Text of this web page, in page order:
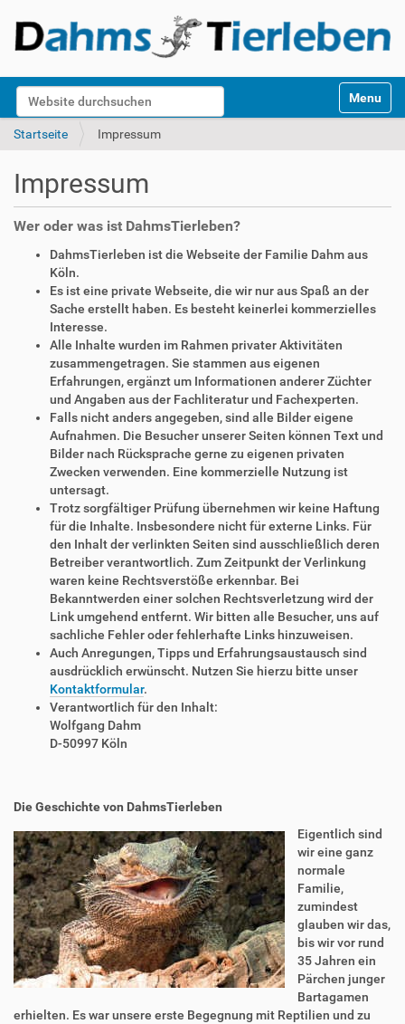
Website durchsuchen
k
Toggle
Startseite Impressum
Impressum
Wer oder was ist DahmsTierleben?
DahmsTierleben ist die Webseite der Familie Dahm aus
Köln.
Es ist eine private Webseite, die wir nur aus Spaß an der
Sache erstellt haben. Es besteht keinerlei kommerzielles
Interesse.
Alle Inhalte wurden im Rahmen privater Aktivitäten
zusammengetragen. Sie stammen aus eigenen
Erfahrungen, ergänzt um Informationen anderer Züchter
und Angaben aus der Fachliteratur und Fachexperten.
Falls nicht anders angegeben, sind alle Bilder eigene
Aufnahmen. Die Besucher unserer Seiten können Text und
Bilder nach Rücksprache gerne zu eigenen privaten
Zwecken verwenden. Eine kommerzielle Nutzung ist
untersagt.
Trotz sorgfältiger Prüfung übernehmen wir keine Haftung
für die Inhalte. Insbesondere nicht für externe Links. Für
den Inhalt der verlinkten Seiten sind ausschließlich deren
Betreiber verantwortlich. Zum Zeitpunkt der Verlinkung
waren keine Rechtsverstöße erkennbar. Bei
Bekanntwerden einer solchen Rechtsverletzung wird der
Link umgehend entfernt. Wir bitten alle Besucher, uns auf
sachliche Fehler oder fehlerhafte Links hinzuweisen.
Auch Anregungen, Tipps und Erfahrungsaustausch sind
ausdrücklich erwünscht. Nutzen Sie hierzu bitte unser
Kontaktformular.
Verantwortlich für den Inhalt:
Wolfgang Dahm
D-50997 Köln
Die Geschichte von DahmsTierleben
Eigentlich sind
wir eine ganz
normale
Familie,
zumindest
glauben wir das,
bis wir vor rund
35 Jahren ein
Pärchen junger
Bartagamen
erhielten. Es war unsere erste Begegnung mit Reptilien und zu